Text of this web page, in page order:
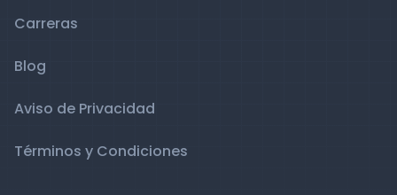
Carreras
Blog
Aviso de Privacidad
Términos y Condiciones